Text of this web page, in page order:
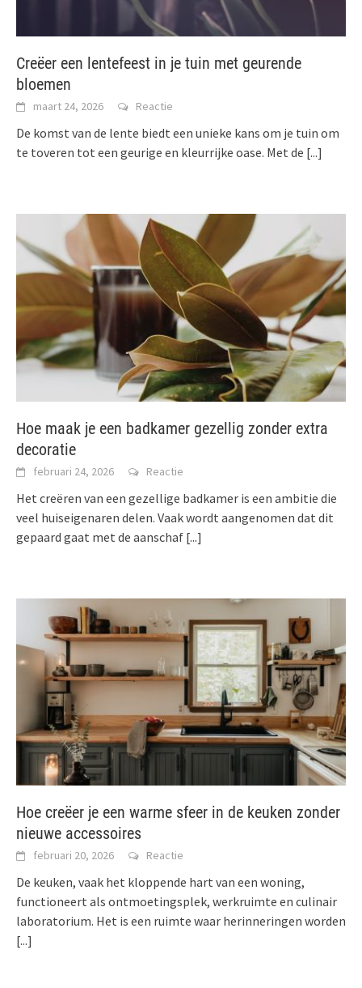
Creëer een lentefeest in je tuin met geurende
bloemen
maart 24, 2026 Reactie
De komst van de lente biedt een unieke kans om je tuin om
te toveren tot een geurige en kleurrijke oase. Met de [...]
Hoe maak je een badkamer gezellig zonder extra
decoratie
februari 24, 2026 Reactie
Het creëren van een gezellige badkamer is een ambitie die
veel huiseigenaren delen. Vaak wordt aangenomen dat dit
gepaard gaat met de aanschaf [...]
Hoe creëer je een warme sfeer in de keuken zonder
nieuwe accessoires
februari 20, 2026 Reactie
De keuken, vaak het kloppende hart van een woning,
functioneert als ontmoetingsplek, werkruimte en culinair
laboratorium. Het is een ruimte waar herinneringen worden
[...]